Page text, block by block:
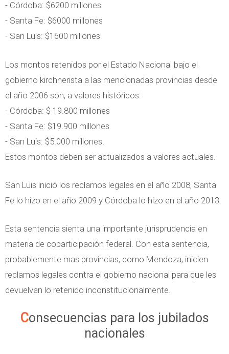
- Córdoba: $6200 millones
- Santa Fe: $6000 millones
- San Luis: $1600 millones
Los montos retenidos por el Estado Nacional bajo el
gobierno kirchnerista a las mencionadas provincias desde
el año 2006 son, a valores históricos:
- Córdoba: $ 19.800 millones
- Santa Fe: $19.900 millones
- San Luis: $5.000 millones.
Estos montos deben ser actualizados a valores actuales.
San Luis inició los reclamos legales en el año 2008, Santa
Fe lo hizo en el año 2009 y Córdoba lo hizo en el año 2013.
Esta sentencia sienta una importante jurisprudencia en
materia de coparticipación federal. Con esta sentencia,
probablemente mas provincias, como Mendoza, inicien
reclamos legales contra el gobierno nacional para que les
devuelvan lo retenido inconstitucionalmente.
Consecuencias para los jubilados
nacionales